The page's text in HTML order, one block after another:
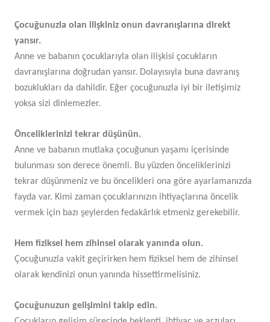
Çocuğunuzla olan ilişkiniz onun davranışlarına direkt
yansır.
Anne ve babanın çocuklarıyla olan ilişkisi çocukların
davranışlarına doğrudan yansır. Dolayısıyla buna davranış
bozuklukları da dahildir. Eğer çocuğunuzla iyi bir iletişimiz
yoksa sizi dinlemezler.
Önceliklerinizi tekrar düşünün.
Anne ve babanın mutlaka çocuğunun yaşamı içerisinde
bulunması son derece önemli. Bu yüzden önceliklerinizi
tekrar düşünmeniz ve bu öncelikleri ona göre ayarlamanızda
fayda var. Kimi zaman çocuklarınızın ihtiyaçlarına öncelik
vermek için bazı şeylerden fedakârlık etmeniz gerekebilir.
Hem fiziksel hem zihinsel olarak yanında olun.
Çocuğunuzla vakit geçirirken hem fiziksel hem de zihinsel
olarak kendinizi onun yanında hissettirmelisiniz.
Çocuğunuzun gelişimini takip edin.